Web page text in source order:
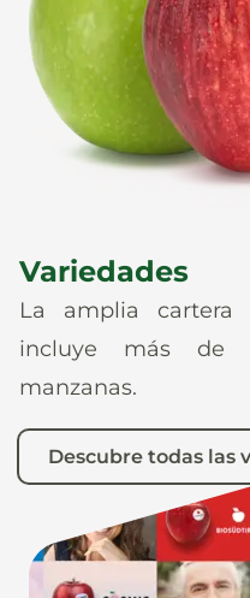
Noticias
En
Variedades
La amplia cartera
incluye más de
manzanas.
Descubre todas las